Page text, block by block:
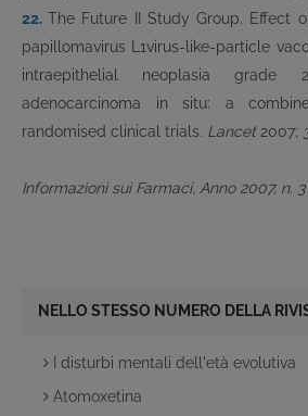
22.The Future II Study Group. Effect
papillomavirus L1virus-like-particle
intraepithelial neoplasia
adenocarcinoma in situ: a
randomised clinical trials. Lancet2007;
Informazioni sui Farmaci, Anno 2007, n. 3
NELLO STESSO NUMERO DELLA
I disturbi mentali dell'età evolutiva
Atomoxetina